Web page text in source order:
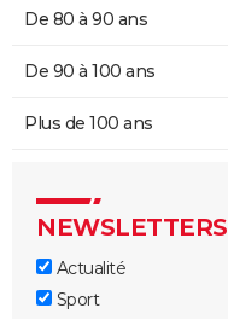
De 80 à 90 ans
De 90 à 100 ans
Plus de 100 ans
NEWSLETTERS
Actualité
Sport